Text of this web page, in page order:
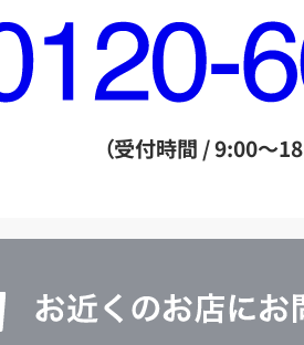
（受付時間 / 9:00～